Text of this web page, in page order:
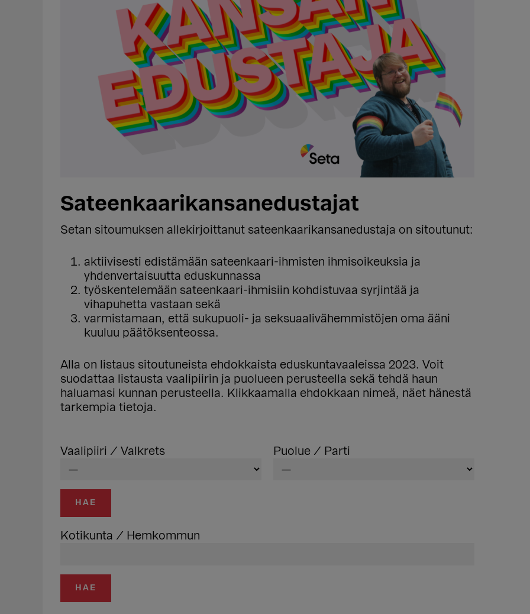
Sateenkaarikansanedustajat
Setan sitoumuksen allekirjoittanut sateenkaarikansanedustaja on sitoutunut:
aktiivisesti edistämään sateenkaari-ihmisten ihmisoikeuksia ja
yhdenvertaisuutta eduskunnassa
työskentelemään sateenkaari-ihmisiin kohdistuvaa syrjintää ja
vihapuhetta vastaan sekä
varmistamaan, että sukupuoli- ja seksuaalivähemmistöjen oma ääni
kuuluu päätöksenteossa.
Alla on listaus sitoutuneista ehdokkaista eduskuntavaaleissa 2023. Voit
suodattaa listausta vaalipiirin ja puolueen perusteella sekä tehdä haun
haluamasi kunnan perusteella. Klikkaamalla ehdokkaan nimeä, näet hänestä
tarkempia tietoja.
Vaalipiiri / Valkrets Puolue / Parti
Kotikunta / Hemkommun